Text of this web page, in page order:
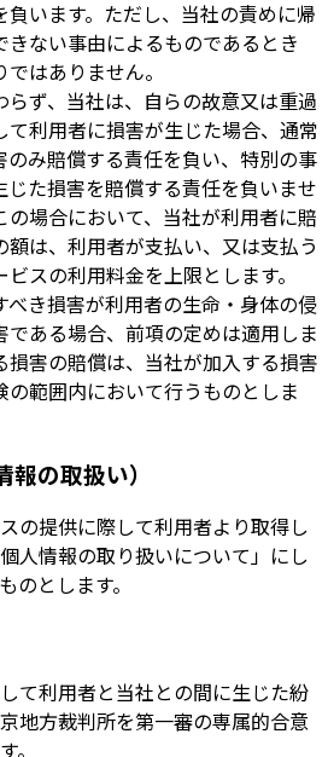
負います。ただし、当社の責めに帰
きない事由によるものであるとき
はありません。
らず、当社は、自らの故意又は重過
て利用者に損害が生じた場合、通常
のみ賠償する責任を負い、特別の事
じた損害を賠償する責任を負いませ
の場合において、当社が利用者に賠
額は、利用者が支払い、又は支払う
スの利用料金を上限とします。
べき損害が利用者の生命・身体の侵
である場合、前項の定めは適用しま
損害の賠償は、当社が加入する損害
の範囲内において行うものとしま
の取扱い）
の提供に際して利用者より取得し
人情報の取り扱いについて」にし
のとします。
て利用者と当社との間に生じた紛
地方裁判所を第一審の専属的合意
。